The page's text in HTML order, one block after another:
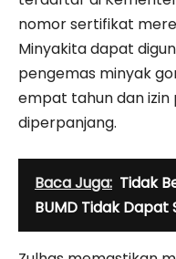
nomor sertifikat
Minyakita dapat
pengemas minyak
empat tahun dan izin
diperpanjang.
Baca Juga: Tidak
BUMD Tidak Dapat